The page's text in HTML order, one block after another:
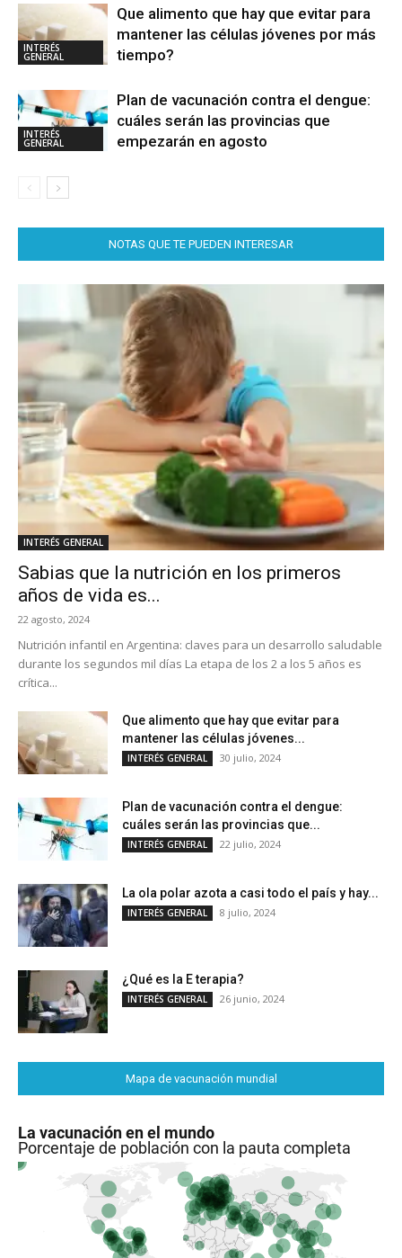
INTERÉS
GENERAL
Que alimento que hay que evitar para
mantener las células jóvenes por más
tiempo?
INTERÉS
GENERAL
Plan de vacunación contra el dengue:
cuáles serán las provincias que
empezarán en agosto
NOTAS QUE TE PUEDEN INTERESAR
INTERÉS GENERAL
Sabias que la nutrición en los primeros
años de vida es...
22 agosto, 2024
Nutrición infantil en Argentina: claves para un desarrollo saludable
durante los segundos mil días La etapa de los 2 a los 5 años es
crítica...
Que alimento que hay que evitar para
mantener las células jóvenes...
INTERÉS GENERAL 30 julio, 2024
Plan de vacunación contra el dengue:
cuáles serán las provincias que...
INTERÉS GENERAL 22 julio, 2024
La ola polar azota a casi todo el país y hay...
INTERÉS GENERAL 8 julio, 2024
¿Qué es la E terapia?
INTERÉS GENERAL 26 junio, 2024
Mapa de vacunación mundial